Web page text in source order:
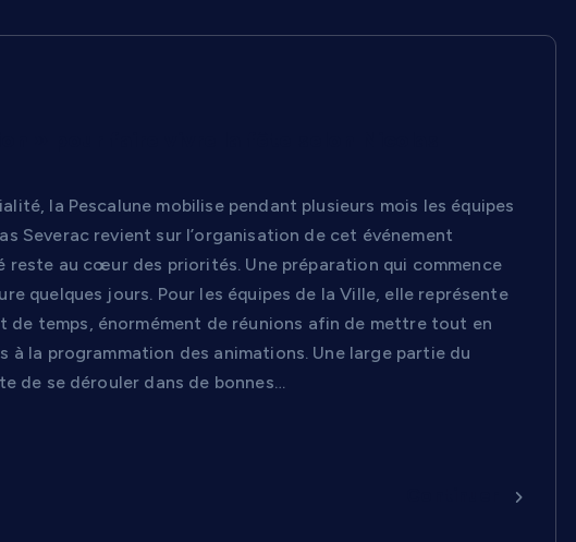
la Pescalune mobilise pendant plusieurs mois les équipes
Severac revient sur l’organisation de cet événement
au cœur des priorités. Une préparation qui commence
quelques jours. Pour les équipes de la Ville, elle représente
de temps, énormément de réunions afin de mettre tout en
à la programmation des animations. Une large partie du
de se dérouler dans de bonnes…